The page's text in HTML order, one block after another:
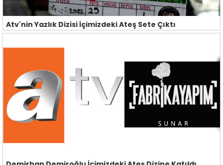
Atv'nin Yazlık Dizisi İçimizdeki Ateş Sete Çıktı